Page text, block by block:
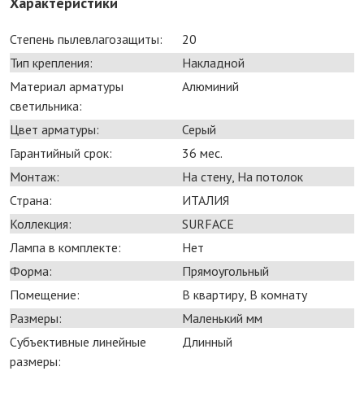
Степень пылевлагозащиты:
20
Тип крепления:
Накладной
Материал арматуры
светильника:
Алюминий
Цвет арматуры:
Серый
Гарантийный срок:
36 мес.
Монтаж:
На стену, На потолок
Страна:
ИТАЛИЯ
Коллекция:
SURFACE
Лампа в комплекте:
Нет
Форма:
Прямоугольный
Помещение:
В квартиру, В комнату
Размеры:
Маленький мм
Субъективные линейные
размеры:
Длинный